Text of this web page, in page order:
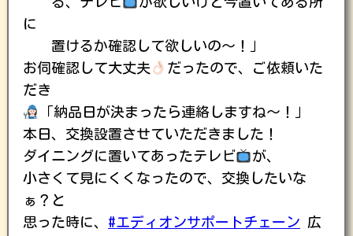
に
置けるか確認して欲しいの〜！」
お伺確認して大丈夫
だったので、ご依頼いた
だき
「納品日が決まったら連絡しますね〜！」
本日、交換設置させていただきました！
ダイニングに置いてあったテレビ
が、
小さくて見にくくなったので、交換したいな
ぁ？と
思った時に、 #エディオンサポートチェーン 広